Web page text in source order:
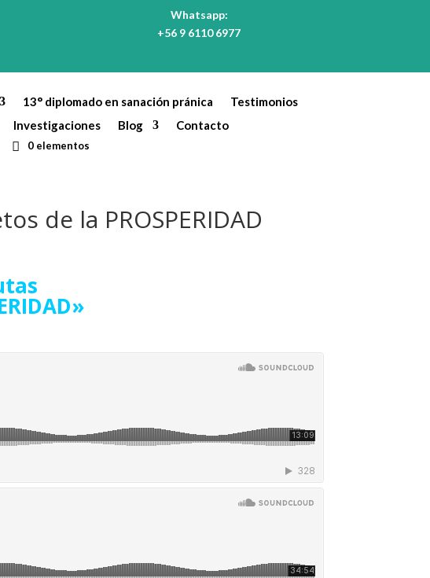
Whatsapp:
+56 9 6110 6977
13° diplomado en sanación pránica
Testimonios
Investigaciones Blog Contacto
0 elementos
de la PROSPERIDAD